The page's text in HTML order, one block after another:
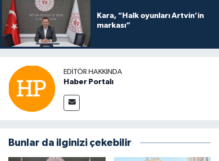
Kara, “Halk oyunları Artvin’in
markası”
EDITÖR HAKKINDA
Haber Portalı
Bunlar da ilginizi çekebilir